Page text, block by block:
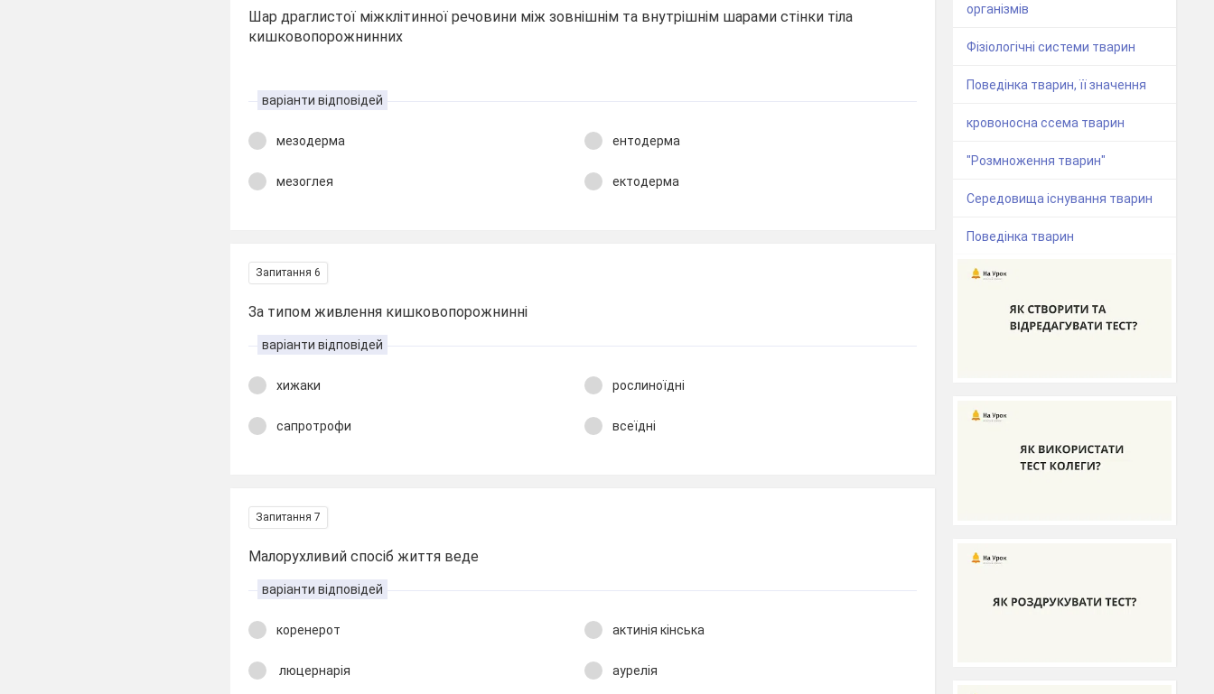
Шар драглистої міжклітинної речовини між зовнішнім та внутрішнім шарами стінки тіла
кишковопорожнинних
варіанти відповідей
мезодерма ентодерма
мезоглея ектодерма
Запитання 6
За типом живлення кишковопорожнинні
варіанти відповідей
хижаки рослиноїдні
сапротрофи всеїдні
Запитання 7
Малорухливий спосіб життя веде
варіанти відповідей
коренерот актинія кінська
люцернарія аурелія
організмів
Фізіологічні системи тварин
Поведінка тварин, її значення
кровоносна ссема тварин
"Розмноження тварин"
Середовища існування тварин
Поведінка тварин